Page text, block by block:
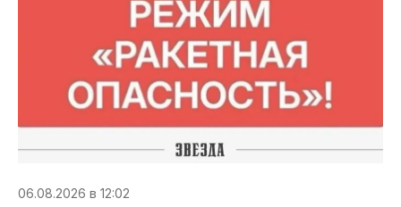
06.08.2026 в 12:02